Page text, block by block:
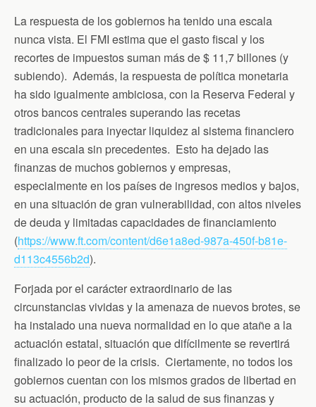
La respuesta de los gobiernos ha tenido una escala
nunca vista. El FMI estima que el gasto fiscal y los
recortes de impuestos suman más de $ 11,7 billones (y
subiendo). Además, la respuesta de política monetaria
ha sido igualmente ambiciosa, con la Reserva Federal y
otros bancos centrales superando las recetas
tradicionales para inyectar liquidez al sistema financiero
en una escala sin precedentes. Esto ha dejado las
finanzas de muchos gobiernos y empresas,
especialmente en los países de ingresos medios y bajos,
en una situación de gran vulnerabilidad, con altos niveles
de deuda y limitadas capacidades de financiamiento
(https://www.ft.com/content/d6e1a8ed-987a-450f-b81e-
d113c4556b2d).
Forjada por el carácter extraordinario de las
circunstancias vividas y la amenaza de nuevos brotes, se
ha instalado una nueva normalidad en lo que atañe a la
actuación estatal, situación que difícilmente se revertirá
finalizado lo peor de la crisis. Ciertamente, no todos los
gobiernos cuentan con los mismos grados de libertad en
su actuación, producto de la salud de sus finanzas y